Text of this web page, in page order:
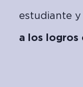
estudiante
a los logros